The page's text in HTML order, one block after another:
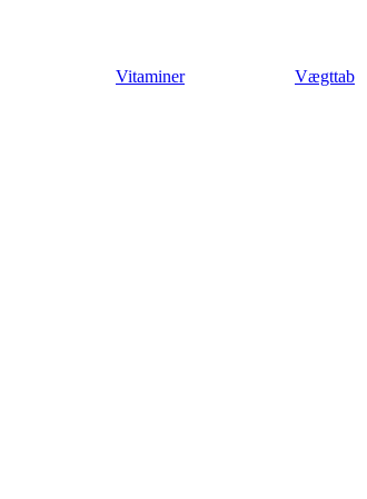
Vitaminer Vægttab